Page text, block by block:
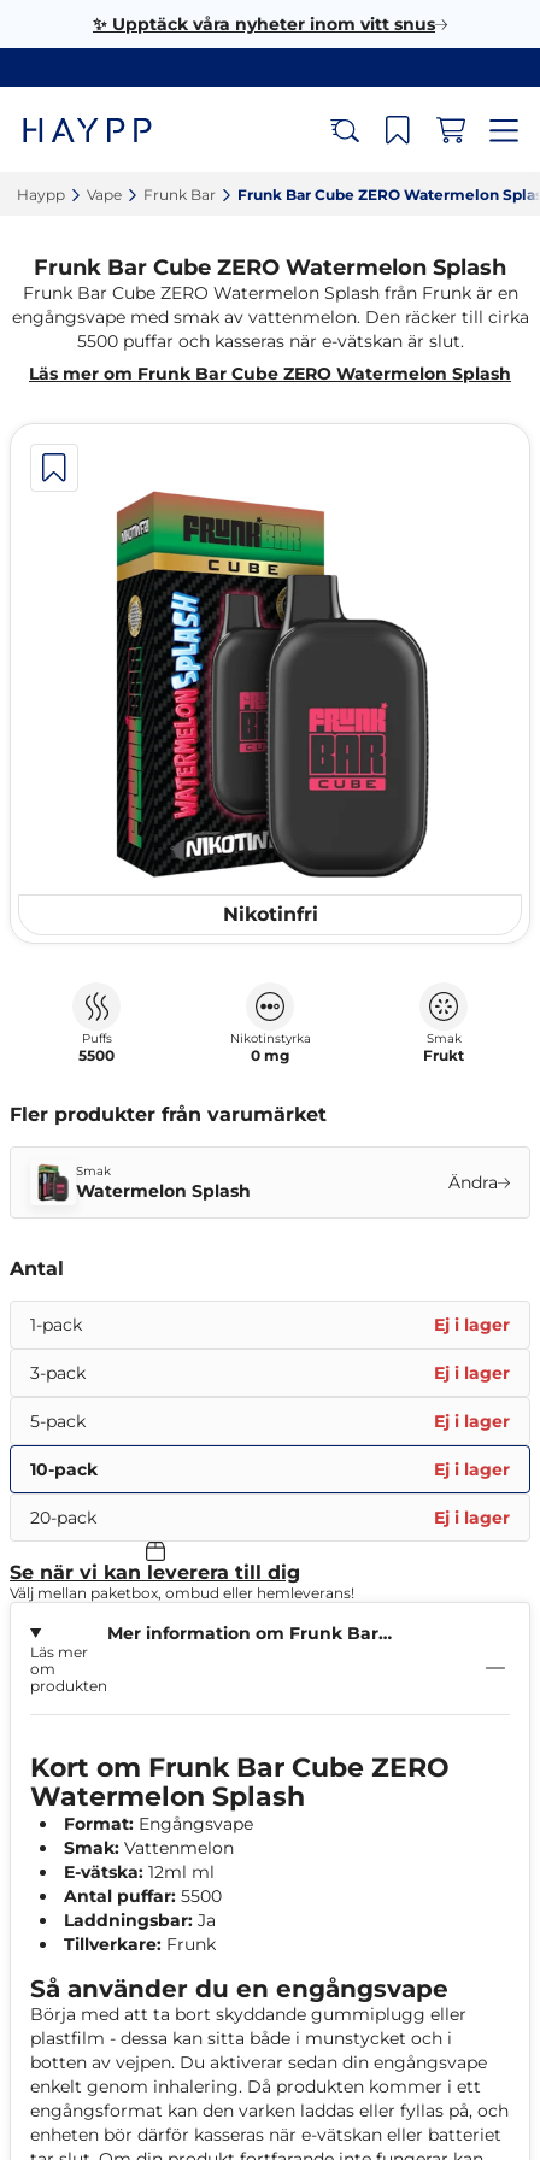
✨ Upptäck våra nyheter inom vitt snus
Haypp‎ Vape‎ Frunk Bar‎ Frunk Bar Cube ZERO Watermelon
Nikotinfri
Frunk Bar Cube ZERO Watermelon Splash
Frunk Bar Cube ZERO Watermelon Splash från Frunk är en
engångsvape med smak av vattenmelon. Den räcker till cirka
5500 puffar och kasseras när e-vätskan är slut.
Läs mer om Frunk Bar Cube ZERO Watermelon Splash
Puffs
5500
Nikotinstyrka
0 mg
Smak
Frukt
Fler produkter från varumärket
Smak
Watermelon Splash Ändra
Antal
1-pack Ej i lager
3-pack Ej i lager
5-pack Ej i lager
10-pack Ej i lager
20-pack Ej i lager
Se när vi kan leverera till dig
Välj mellan paketbox, ombud eller hemleverans!
Mer information om Frunk Bar
Läs mer
om
produkten
Kort om Frunk Bar Cube ZERO
Watermelon Splash
Format: Engångsvape
Smak: Vattenmelon
E-vätska: 12ml ml
Antal puffar: 5500
Laddningsbar: Ja
Tillverkare: Frunk
Så använder du en engångsvape
Börja med att ta bort skyddande gummiplugg eller
plastfilm - dessa kan sitta både i munstycket och i
botten av vejpen. Du aktiverar sedan din engångsvape
enkelt genom inhalering. Då produkten kommer i ett
engångsformat kan den varken laddas eller fyllas på, och
enheten bör därför kasseras när e-vätskan eller batteriet